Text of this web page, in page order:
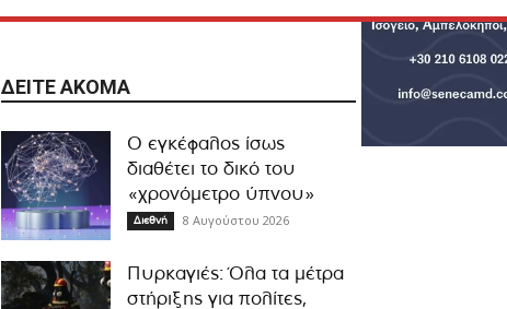
ΔΕΊΤΕ ΑΚΌΜΑ
Ο εγκέφαλος ίσως
διαθέτει το δικό του
«χρονόμετρο ύπνου»
Διεθνή 8 Αυγούστου 2026
Πυρκαγιές: Όλα τα μέτρα
στήριξης για πολίτες,